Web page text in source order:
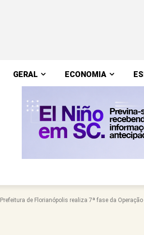
GERAL ECONOMIA
Prefeitura de Florianópolis realiza 7ª fase da Operação